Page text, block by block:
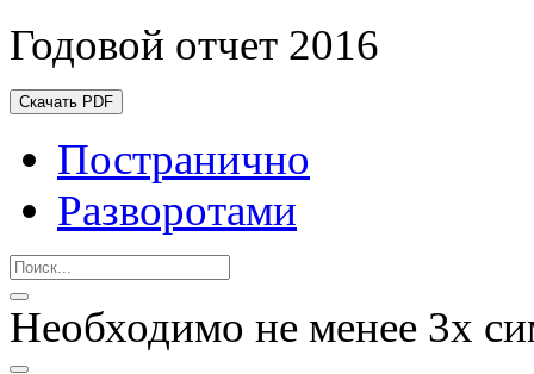
Годовой отчет 2016
Скачать PDF
Постранично
Разворотами
Необходимо не менее 3х